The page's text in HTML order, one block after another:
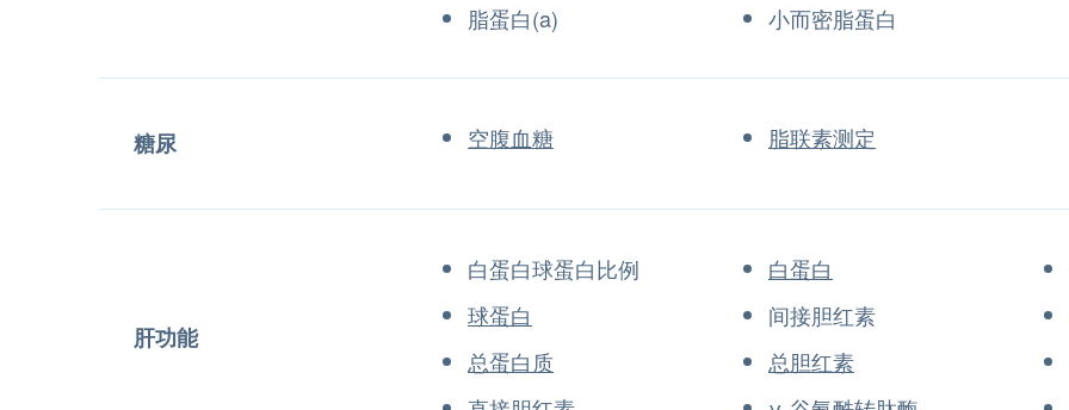
脂蛋白(a)
小而密脂蛋白
糖尿 空腹血糖 脂联素测定
肝功能
白蛋白球蛋白比例
白蛋白
球蛋白
间接胆红素
总蛋白质
总胆红素